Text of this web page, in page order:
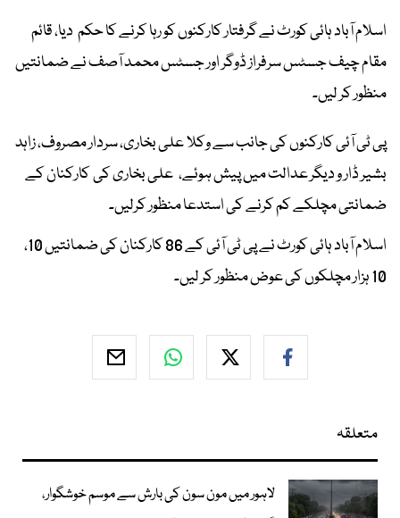
اسلام آباد ہائی کورٹ نے گرفتار کارکنوں کو رہا کرنے کا حکم دیا، قائم
مقام چیف جسٹس سرفراز ڈوگر اور جسٹس محمد آصف نے ضمانتیں
منظور کر لیں۔
پی ٹی آئی کارکنوں کی جانب سے وکلا علی بخاری، سردار مصروف، زاہد
بشیر ڈار و دیگر عدالت میں پیش ہوئے، علی بخاری کی کارکنان کے
ضمانتی مچلکے کم کرنے کی استدعا منظور کرلیں۔
اسلام آباد ہائی کورٹ نے پی ٹی آئی کے 86 کارکنان کی ضمانتیں 10،
10 ہزار مچلکوں کی عوض منظور کر لیں۔
متعلقہ
لاہور میں مون سون کی بارش سے موسم خوشگوار،